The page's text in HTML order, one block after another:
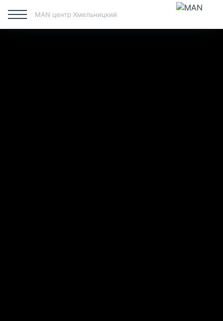
MAN центр Хмельницкий